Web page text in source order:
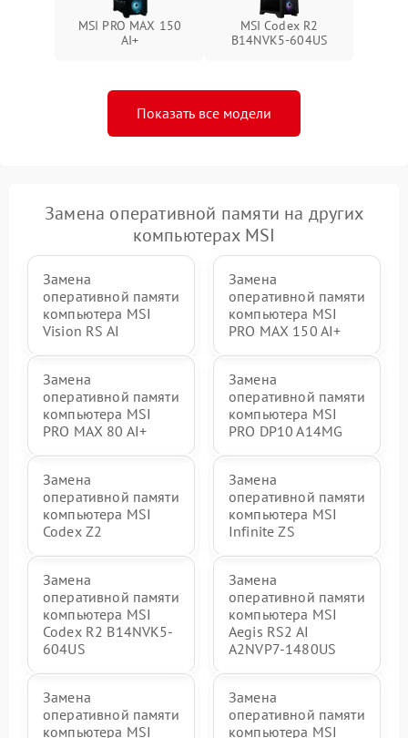
MSI PRO MAX 150
AI+
MSI Codex R2
B14NVK5-604US
Показать все модели
Замена оперативной памяти на других
компьютерах MSI
Замена
оперативной памяти
компьютера MSI
Vision RS AI
Замена
оперативной памяти
компьютера MSI
PRO MAX 150 AI+
Замена
оперативной памяти
компьютера MSI
PRO MAX 80 AI+
Замена
оперативной памяти
компьютера MSI
PRO DP10 A14MG
Замена
оперативной памяти
компьютера MSI
Codex Z2
Замена
оперативной памяти
компьютера MSI
Infinite ZS
Замена
оперативной памяти
компьютера MSI
Codex R2 B14NVK5-
604US
Замена
оперативной памяти
компьютера MSI
Aegis RS2 AI
A2NVP7-1480US
Замена
оперативной памяти
компьютера MSI
Замена
оперативной памяти
компьютера MSI